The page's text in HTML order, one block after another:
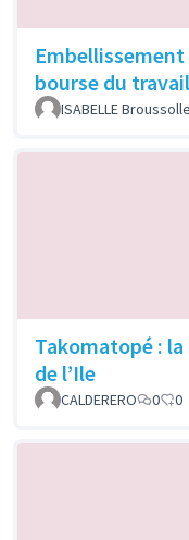
Embellissement
bourse du travail
ISABELLE Broussolle
Takomatopé :
de l’Ile
CALDERERO 0 0